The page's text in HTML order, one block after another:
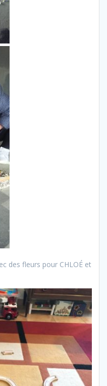
des fleurs pour CHLOÉ et